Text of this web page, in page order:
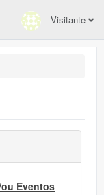
Visitante
Eventos